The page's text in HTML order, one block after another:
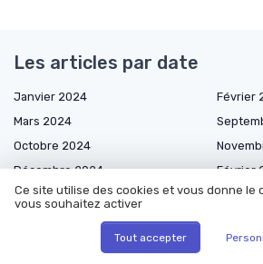
Les articles par date
Janvier 2024
Février
Mars 2024
Octobre 2024
Décembre 2024
Février
Mars 2025
Avril
Août
Ce site utilise des cookies et vous donne le
vous souhaitez activer
Tout accepter